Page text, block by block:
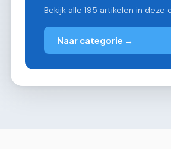
Bekijk alle 195 artikelen in deze
Naar categorie →